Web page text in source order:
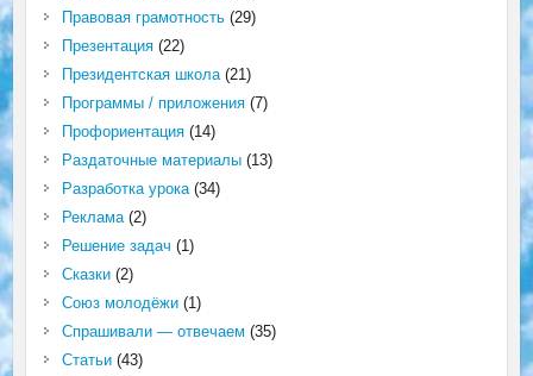
Правовая грамотность(29)
Презентация(22)
Президентская школа(21)
Программы / приложения(7)
Профориентация(14)
Раздаточные материалы(13)
Разработка урока(34)
Реклама(2)
Решение задач (1)
Сказки(2)
Союз молодёжи(1)
Спрашивали — отвечаем (35)
Статьи(43)